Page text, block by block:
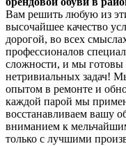
Вам решить любую из
высочайшее качество
дорогой, во всех
профессионалов
сложности, и мы готовы
нетривиальных задач!
опытом в ремонте и
каждой парой мы
восстанавливаем вашу
вниманием к
только с лучшими